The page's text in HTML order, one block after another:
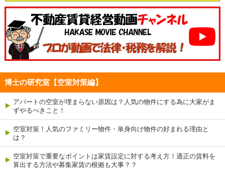
博士の研究室【空室対策編】
アパートの空室が埋まらない原因は？人気の物件にする為に大家がま
ずやるべきこと！
空室対策！人気のファミリー物件・単身向け物件の好まれる理由と
は？
空室対策で重要なポイントは家賃設定に対する考え方！適正の賃料を
算出する方法や募集家賃の根拠も大事？？